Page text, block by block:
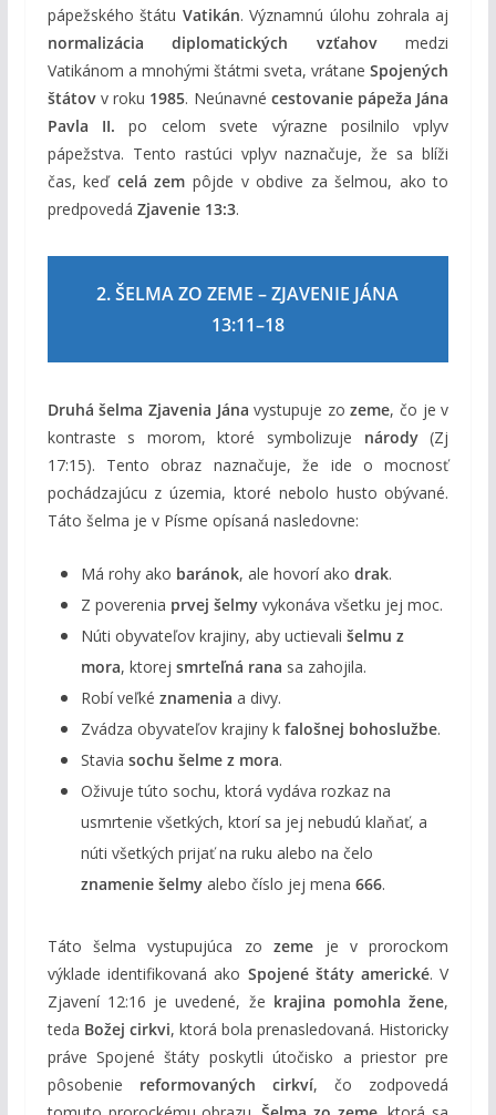
pápežského štátu Vatikán. Významnú úlohu zohrala aj
normalizácia diplomatických vzťahovmedzi
Vatikánom a mnohými štátmi sveta, vrátaneSpojených
štátovv roku 1985. Neúnavné cestovanie pápeža Jána
Pavla II. po celom svete výrazne posilnilo vplyv
pápežstva. Tento rastúci vplyv naznačuje, že sa blíži
čas, keď celá zem pôjde v obdive za šelmou, ako to
predpovedá Zjavenie 13:3.
2. ŠELMA ZO ZEME – ZJAVENIE JÁNA
13:11–18
Druhá šelma Zjavenia Jána vystupuje zozeme, čo je v
kontraste s morom, ktoré symbolizuje národy(Zj
17:15). Tento obraz naznačuje, že ide o mocnosť
pochádzajúcu z územia, ktoré nebolo husto obývané.
Táto šelma je v Písme opísaná nasledovne:
Má rohy ako baránok, ale hovorí ako drak.
Z poverenia prvej šelmyvykonáva všetku jej moc.
Núti obyvateľov krajiny, aby uctievali šelmu z
mora, ktorej smrteľná rana sa zahojila.
Robí veľké znamenia a divy.
Zvádza obyvateľov krajiny k falošnej bohoslužbe.
Stavia sochu šelme z mora.
Oživuje túto sochu, ktorá vydáva rozkaz na
usmrtenie všetkých, ktorí sa jej nebudú klaňať, a
núti všetkých prijať na ruku alebo na čelo
znamenie šelmyalebo číslo jej mena 666.
Táto šelma vystupujúca zozeme je v prorockom
výklade identifikovaná ako Spojené štáty americké. V
Zjavení 12:16 je uvedené, že krajina pomohla žene,
teda Božej cirkvi, ktorá bola prenasledovaná. Historicky
práve Spojené štáty poskytli útočisko a priestor pre
pôsobenie reformovaných cirkví, čo zodpovedá